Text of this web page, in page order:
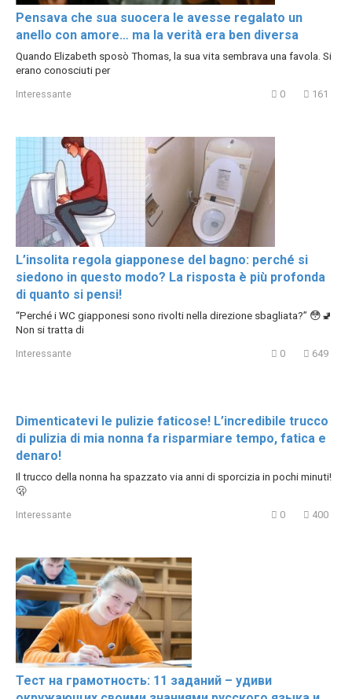
Pensava che sua suocera le avesse regalato un
anello con amore… ma la verità era ben diversa
Quando Elizabeth sposò Thomas, la sua vita sembrava una favola. Si
erano conosciuti per
Interessante 0 161
L’insolita regola giapponese del bagno: perché si
siedono in questo modo? La risposta è più profonda
di quanto si pensi!
“Perché i WC giapponesi sono rivolti nella direzione sbagliata?” 😳🚽
Non si tratta di
Interessante 0 649
Dimenticatevi le pulizie faticose! L’incredibile trucco
di pulizia di mia nonna fa risparmiare tempo, fatica e
denaro!
Il trucco della nonna ha spazzato via anni di sporcizia in pochi minuti!
🫢
Interessante 0 400
Тест на грамотность: 11 заданий – удиви